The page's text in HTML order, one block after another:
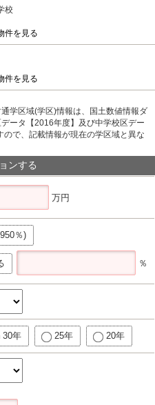
校
件を見る
件を見る
学区域(学区)情報は、国土数値情報ダ
ータ【2016年度】及び中学校区デー
で、記載情報が現在の学区域と異な
ンする
万円
％)
％
30年 25年 20年